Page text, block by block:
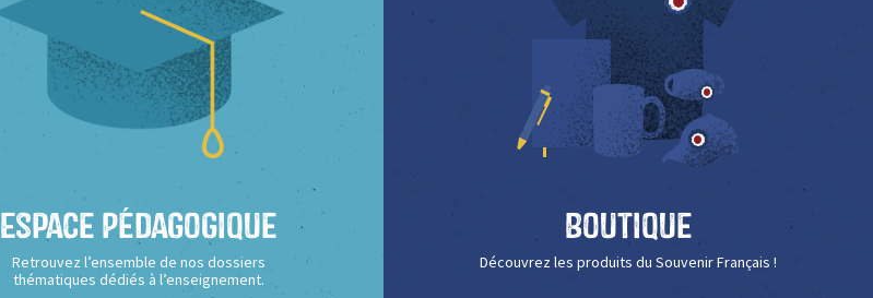
Espace Pédagogique
Retrouvez l’ensemble de nos dossiers
thématiques dédiés à l’enseignement.
Boutique
Découvrez les produits du Souvenir Français !